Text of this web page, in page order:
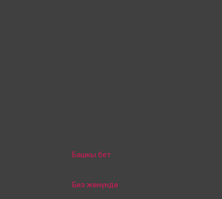
Башкы бет
Биз жөнүндө